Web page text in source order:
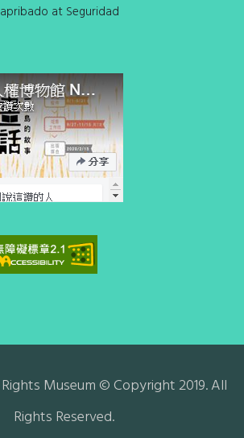
at Seguridad
Museum © Copyright 2019. All
Rights Reserved.